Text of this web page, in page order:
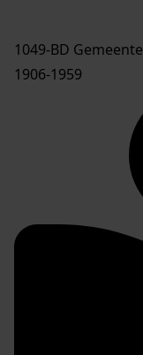
1049-BD
1906-1959